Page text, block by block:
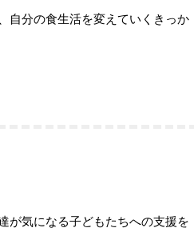
自分の食生活を変えていくきっか
が気になる子どもたちへの支援を